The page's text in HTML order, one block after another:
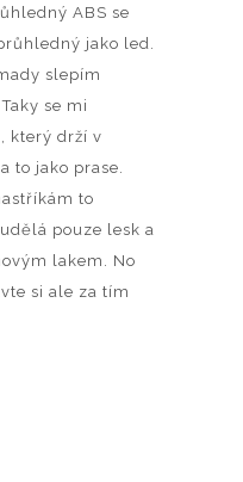
ABS se
jako led.
slepím
se mi
který drží v
to jako prase.
to
pouze lesk a
lakem. No
si ale za tím